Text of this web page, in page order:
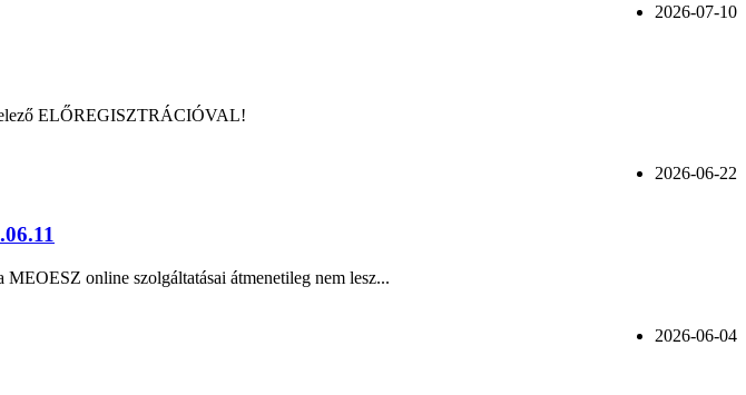
2026-07-10
ELŐREGISZTRÁCIÓVAL!
2026-06-22
online szolgáltatásai átmenetileg nem lesz...
2026-06-04